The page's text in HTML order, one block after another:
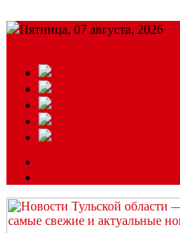
Пятница, 07 августа, 2026